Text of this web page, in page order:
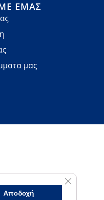
ΕΜΆΣ
μας
Αποδοχή
Κλείσιμο